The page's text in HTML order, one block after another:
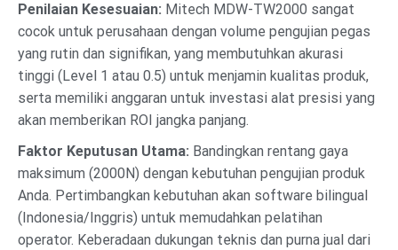
Penilaian Kesesuaian: Mitech MDW-TW2000 sangat
cocok untuk perusahaan dengan volume pengujian pegas
yang rutin dan signifikan, yang membutuhkan akurasi
tinggi (Level 1 atau 0.5) untuk menjamin kualitas produk,
serta memiliki anggaran untuk investasi alat presisi yang
akan memberikan ROI jangka panjang.
Faktor Keputusan Utama: Bandingkan rentang gaya
maksimum (2000N) dengan kebutuhan pengujian produk
Anda. Pertimbangkan kebutuhan akan software bilingual
(Indonesia/Inggris) untuk memudahkan pelatihan
operator. Keberadaan dukungan teknis dan purna jual dari